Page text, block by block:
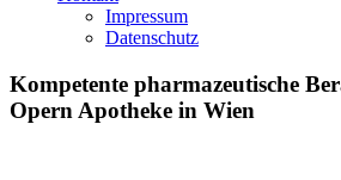
Impressum
Datenschutz
Kompetente pharmazeutische
Opern Apotheke in Wien